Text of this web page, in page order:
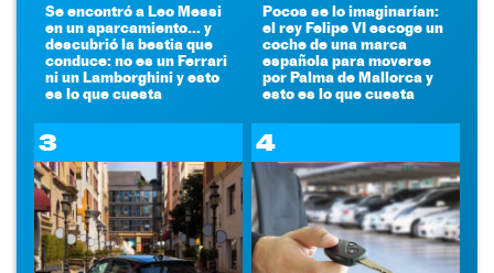
Se encontró a Leo Messi
en un aparcamiento... y
descubrió la bestia que
conduce: no es un Ferrari
ni un Lamborghini y esto
es lo que cuesta
Pocos se lo imaginarían:
el rey Felipe VI escoge un
coche de una marca
española para moverse
por Palma de Mallorca y
esto es lo que cuesta
3 4